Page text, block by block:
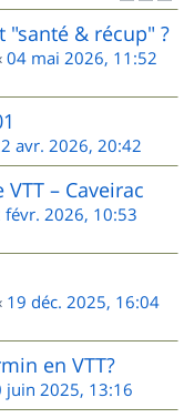
"santé & récup" ?
04 mai 2026, 11:52
avr. 2026, 20:42
– Caveirac
févr. 2026, 10:53
19 déc. 2025, 16:04
en VTT?
juin 2025, 13:16